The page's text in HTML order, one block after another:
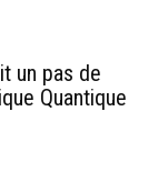
un pas de
Quantique